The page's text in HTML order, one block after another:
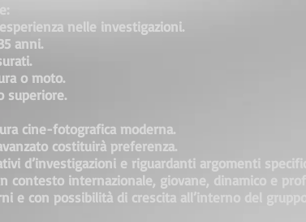
nelle investigazioni.
anni.
o moto.
superiore.
cine-fotografica moderna.
costituirà preferenza.
d’investigazioni e riguardanti argomenti
contesto internazionale, giovane, dinamico e
e con possibilità di crescita all’interno del gruppo.